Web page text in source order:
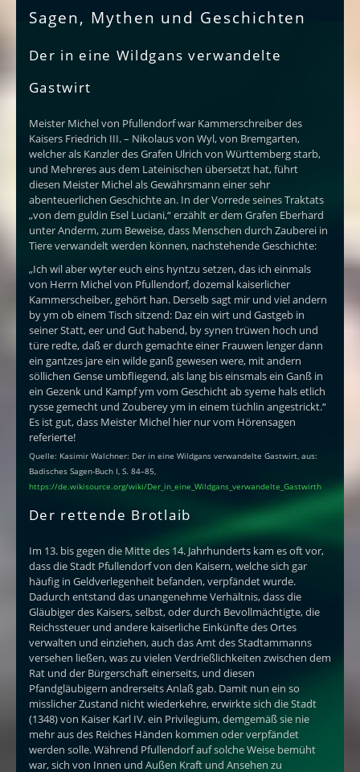
Sagen, Mythen und Geschichten
Der in eine Wildgans verwandelte
Gastwirt
Meister Michel von Pfullendorf war Kammerschreiber des
Kaisers Friedrich III. – Nikolaus von Wyl, von Bremgarten,
welcher als Kanzler des Grafen Ulrich von Württemberg starb,
und Mehreres aus dem Lateinischen übersetzt hat, führt
diesen Meister Michel als Gewährsmann einer sehr
abenteuerlichen Geschichte an. In der Vorrede seines Traktats
„von dem guldin Esel Luciani,“ erzählt er dem Grafen Eberhard
unter Anderm, zum Beweise, dass Menschen durch Zauberei in
Tiere verwandelt werden können, nachstehende Geschichte:
„Ich wil aber wyter euch eins hyntzu setzen, das ich einmals
von Herrn Michel von Pfullendorf, dozemal kaiserlicher
Kammerscheiber, gehört han. Derselb sagt mir und viel andern
by ym ob einem Tisch sitzend: Daz ein wirt und Gastgeb in
seiner Statt, eer und Gut habend, by synen trüwen hoch und
türe redte, daß er durch gemachte einer Frauwen lenger dann
ein gantzes jare ein wilde ganß gewesen were, mit andern
söllichen Gense umbfliegend, als lang bis einsmals ein Ganß in
ein Gezenk und Kampf ym vom Geschicht ab syeme hals etlich
rysse gemecht und Zouberey ym in einem tüchlin angestrickt.“
Es ist gut, dass Meister Michel hier nur vom Hörensagen
referierte!
Quelle: Kasimir Walchner: Der in eine Wildgans verwandelte Gastwirt, aus:
Badisches Sagen-Buch I, S. 84–85,
https://de.wikisource.org/wiki/Der_in_eine_Wildgans_verwandelte_Gastwirth
Der rettende Brotlaib
Im 13. bis gegen die Mitte des 14. Jahrhunderts kam es oft vor,
dass die Stadt Pfullendorf von den Kaisern, welche sich gar
häufig in Geldverlegenheit befanden, verpfändet wurde.
Dadurch entstand das unangenehme Verhältnis, dass die
Gläubiger des Kaisers, selbst, oder durch Bevollmächtigte, die
Reichssteuer und andere kaiserliche Einkünfte des Ortes
verwalten und einziehen, auch das Amt des Stadtammanns
versehen ließen, was zu vielen Verdrießlichkeiten zwischen dem
Rat und der Bürgerschaft einerseits, und diesen
Pfandgläubigern andrerseits Anlaß gab. Damit nun ein so
misslicher Zustand nicht wiederkehre, erwirkte sich die Stadt
(1348) von Kaiser Karl IV. ein Privilegium, demgemäß sie nie
mehr aus des Reiches Händen kommen oder verpfändet
werden solle. Während Pfullendorf auf solche Weise bemüht
war, sich von Innen und Außen Kraft und Ansehen zu